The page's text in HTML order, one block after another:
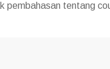
pembahasan tentang